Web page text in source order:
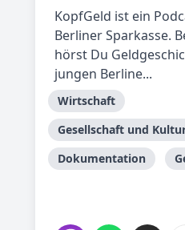
KopfGeld ist ein
Berliner Sparkasse.
hörst Du
jungen Berline...
Wirtschaft
Gesellschaft und
Dokumentation